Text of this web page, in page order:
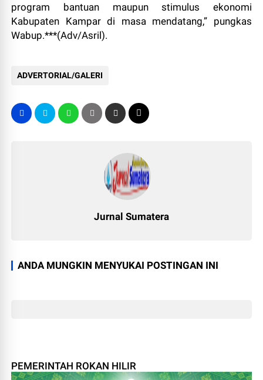
program bantuan maupun stimulus ekonomi
Kabupaten Kampar di masa mendatang,” pungkas
Wabup.***(Adv/Asril).
ADVERTORIAL/GALERI
Jurnal Sumatera
ANDA MUNGKIN MENYUKAI POSTINGAN INI
PEMERINTAH ROKAN HILIR